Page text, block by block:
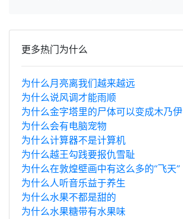
更多热门为什么
为什么月亮离我们越来越远
为什么说风调才能雨顺
为什么金字塔里的尸体可以变成木乃伊
为什么会有电脑宠物
为什么计算器不是计算机
为什么越王勾践要报仇雪耻
为什么在敦煌壁画中有这么多的“飞天”
为什么人听音乐益于养生
为什么水果不都是甜的
为什么水果糖带有水果味